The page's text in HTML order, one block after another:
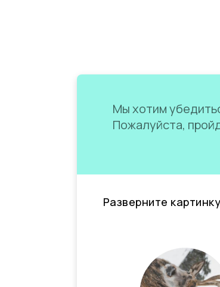
Мы хотим
Пожалуйста,
Разверните